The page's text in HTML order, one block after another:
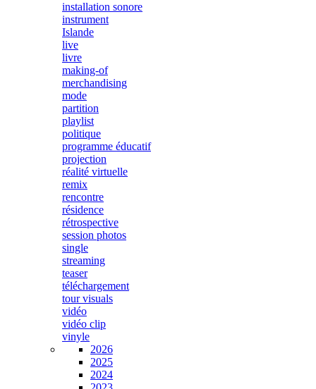
installation sonore
instrument
Islande
live
livre
making-of
merchandising
mode
partition
playlist
politique
programme éducatif
projection
réalité virtuelle
remix
rencontre
résidence
rétrospective
session photos
single
streaming
teaser
téléchargement
tour visuals
vidéo
vidéo clip
vinyle
2026
2025
2024